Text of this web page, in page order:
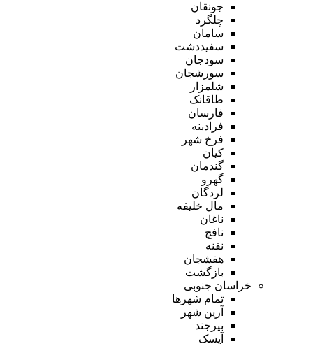
جونقان
چلگرد
سامان
سفیددشت
سودجان
سورشجان
شلمزار
طاقانک
فارسان
فرادبنه
فرخ شهر
کیان
گندمان
گهرو
لردگان
مال خلیفه
ناغان
نافچ
نقنه
هفشجان
بازگشت
خراسان جنوبی
تمام شهر‌ها
آرین شهر
بیرجند
آیسک